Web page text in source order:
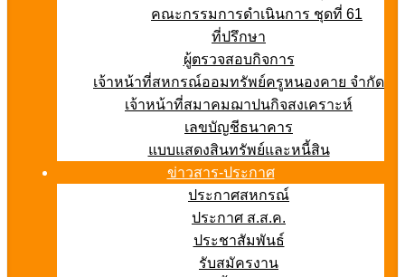
คณะกรรมการดำเนินการ ชุดที่ 61
ที่ปรึกษา
ผู้ตรวจสอบกิจการ
เจ้าหน้าที่สหกรณ์ออมทรัพย์ครูหนองคาย จำกัด
เจ้าหน้าที่สมาคมฌาปนกิจสงเคราะห์
เลขบัญชีธนาคาร
แบบแสดงสินทรัพย์และหนี้สิน
ข่าวสาร-ประกาศ
ประกาศสหกรณ์
ประกาศ ส.ส.ค.
ประชาสัมพันธ์
รับสมัครงาน